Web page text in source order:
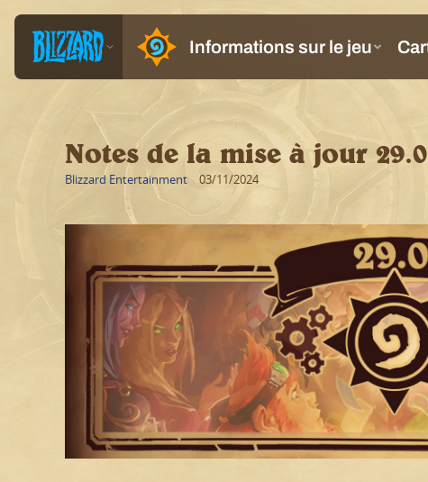
Notes de la mise à jour 29.0
Blizzard Entertainment 03/11/2024